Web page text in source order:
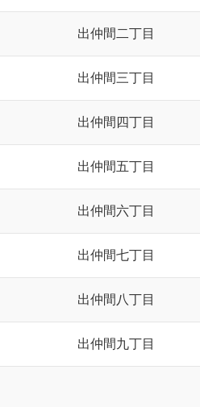
出仲間二丁目
出仲間三丁目
出仲間四丁目
出仲間五丁目
出仲間六丁目
出仲間七丁目
出仲間八丁目
出仲間九丁目